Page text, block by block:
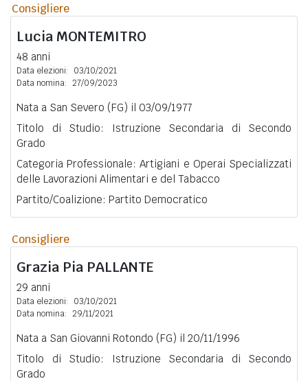
Consigliere
Lucia MONTEMITRO
48 anni
Data elezioni:
03/10/2021
Data nomina: 27/09/2023
Nata a San Severo (FG) il 03/09/1977
Titolo di Studio: Istruzione Secondaria di Secondo
Grado
Categoria Professionale: Artigiani e Operai Specializzati
delle Lavorazioni Alimentari e del Tabacco
Partito/Coalizione: Partito Democratico
Consigliere
Grazia Pia PALLANTE
29 anni
Data elezioni:
03/10/2021
Data nomina: 29/11/2021
Nata a San Giovanni Rotondo (FG) il 20/11/1996
Titolo di Studio: Istruzione Secondaria di Secondo
Grado